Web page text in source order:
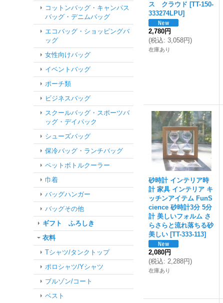
コットンバッグ・キャンパス
バッグ・デニムバッグ
エコバッグ・ショッピングバ
ッグ
女性向けバッグ
イベントバッグ
ポーチ類
ビジネスバッグ
スクールバッグ・スポーツバ
ッグ・デイパック
シューズバッグ
保冷バッグ・ランチバッグ
ペットボトルクーラー
巾着
バッグハンガー
バッグその他
ギフト ふろしき
衣料
Tシャツ/タンクトップ
ポロシャツ/Yシャツ
ブルゾン/コート
ベスト
ス クラウド [TT-150-
333274LPU]
2,780円
(税込: 3,058円)
在庫あり
砂時計 インテリア時
計 家具 インテリア キ
ッチンアイテム FunS
cience 砂時計3分 5分
計 美しいフォルム さ
らさらと流れ落ちる砂
美しい [TT-333-113]
2,080円
(税込: 2,288円)
在庫あり